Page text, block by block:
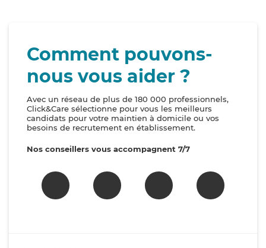
Comment pouvons-
nous vous aider ?
Avec un réseau de plus de 180 000 professionnels,
Click&Care sélectionne pour vous les meilleurs
candidats pour votre maintien à domicile ou vos
besoins de recrutement en établissement.
Nos conseillers vous accompagnent 7/7